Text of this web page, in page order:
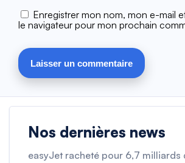
Enregistrer mon nom, mon e-mail
le navigateur pour mon prochain
Nos dernières news
easyJet racheté pour 6,7 milliards